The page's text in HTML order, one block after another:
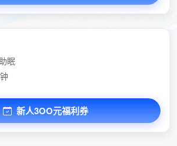
眠
新人3OO元福利券